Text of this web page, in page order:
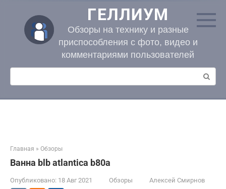
контенту
ГЕЛЛИУМ
Обзоры на технику и разные
приспособления с фото, видео и
комментариями пользователей
Поиск:
Главная » Обзоры
Ванна blb atlantica b80a
Опубликовано: 18 Авг 2021 Обзоры Алексей Смирнов